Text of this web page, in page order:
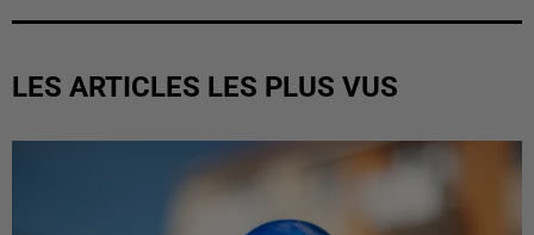
LES ARTICLES LES PLUS VUS